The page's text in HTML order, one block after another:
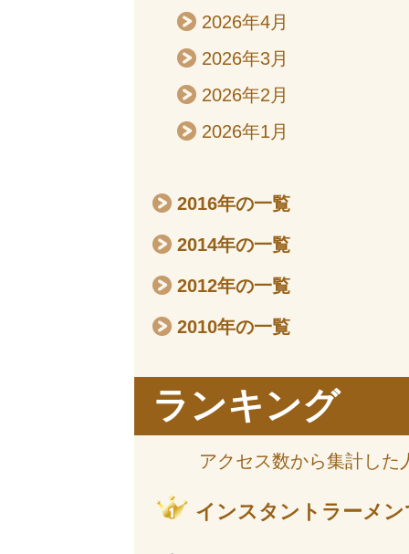
2026年4月
2026年3月
2026年2月
2026年1月
2016年の一覧
2014年の一覧
2012年の一覧
2010年の一覧
ランキング
アクセス数から集計した
インスタントラーメ